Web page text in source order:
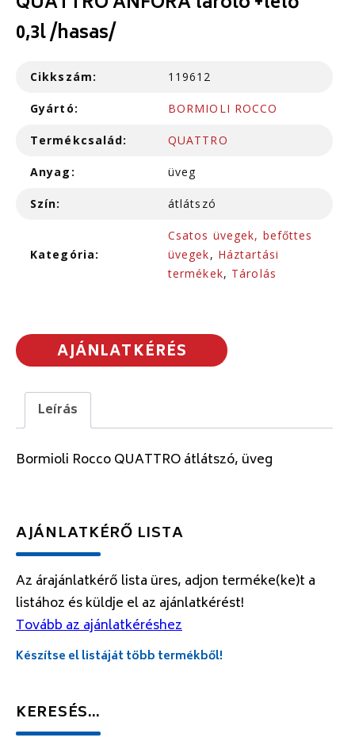
0,3l /hasas/
Cikkszám: 119612
Gyártó: BORMIOLI ROCCO
Termékcsalád: QUATTRO
Anyag: üveg
Szín: átlátszó
Kategória:
Csatos üvegek, befőttes
üvegek, Háztartási
termékek, Tárolás
AJÁNLATKÉRÉS
Leírás
Bormioli Rocco QUATTRO átlátszó, üveg
AJÁNLATKÉRŐ LISTA
Az árajánlatkérő lista üres, adjon terméke(ke)t a
listához és küldje el az ajánlatkérést!
Tovább az ajánlatkéréshez
Készítse el listáját több termékből!
KERESÉS…